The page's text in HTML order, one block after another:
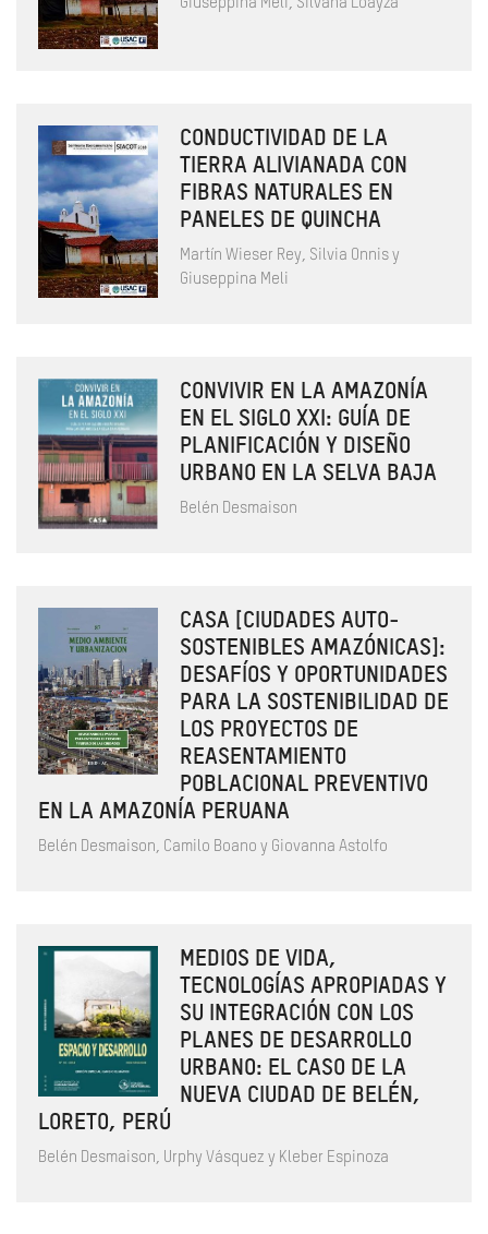
CONDUCTIVIDAD DE LA
TIERRA ALIVIANADA CON
FIBRAS NATURALES EN
PANELES DE QUINCHA
Martín Wieser Rey, Silvia Onnis y
Giuseppina Meli
CONVIVIR EN LA AMAZONÍA
EN EL SIGLO XXI: GUÍA DE
PLANIFICACIÓN Y DISEÑO
URBANO EN LA SELVA BAJA
Belén Desmaison
CASA [CIUDADES AUTO-
SOSTENIBLES AMAZÓNICAS]:
DESAFÍOS Y OPORTUNIDADES
PARA LA SOSTENIBILIDAD DE
LOS PROYECTOS DE
REASENTAMIENTO
POBLACIONAL PREVENTIVO
EN LA AMAZONÍA PERUANA
Belén Desmaison, Camilo Boano y Giovanna Astolfo
MEDIOS DE VIDA,
TECNOLOGÍAS APROPIADAS Y
SU INTEGRACIÓN CON LOS
PLANES DE DESARROLLO
URBANO: EL CASO DE LA
NUEVA CIUDAD DE BELÉN,
LORETO, PERÚ
Belén Desmaison, Urphy Vásquez y Kleber Espinoza